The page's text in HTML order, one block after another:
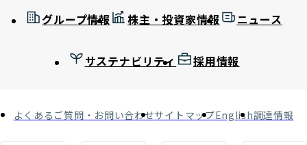
グループ情報 株主・投資家情報 ニュース
サステナビリティ 採用情報
よくあるご質問・お問い合わせサイトマップEnglish調達情報